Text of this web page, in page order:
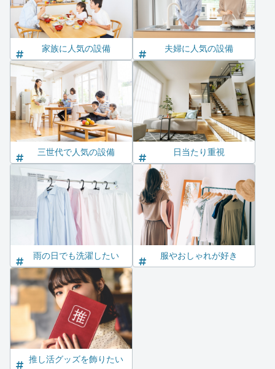
家族に人気の設備 夫婦に人気の設備
三世代で人気の設備 日当たり重視
雨の日でも洗濯したい 服やおしゃれが好き
推し活グッズを飾りたい